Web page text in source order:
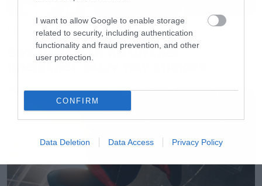
I want to allow Google to enable storage
related to security, including authentication
functionality and fraud prevention, and other
user protection.
CONFIRM
Data Deletion Data Access Privacy Policy
Movies
Box Office: Οι καλύτερες
πρεμιέρες όλων των εποχών